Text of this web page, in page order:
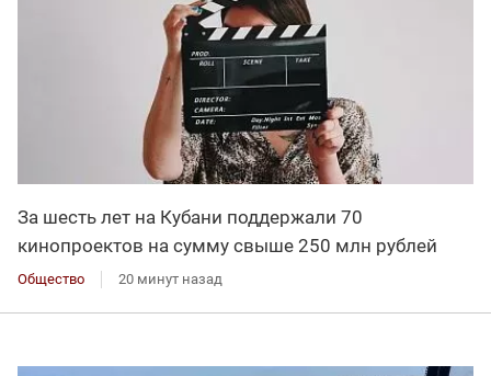
За шесть лет на Кубани поддержали 70
кинопроектов на сумму свыше 250 млн рублей
Общество 20 минут назад